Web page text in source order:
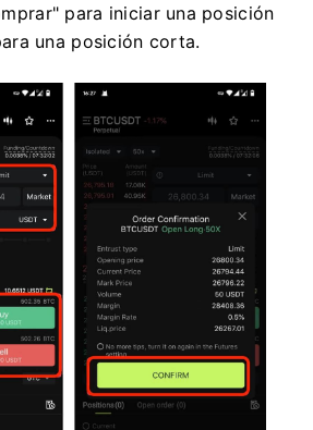
para iniciar una posición
una posición corta.